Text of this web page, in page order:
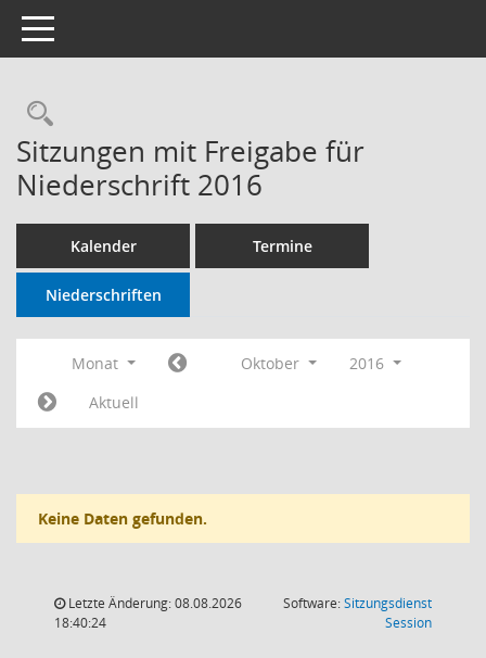
Toggle navigation
Sitzungen mit Freigabe für
Niederschrift 2016
Kalender Termine
Niederschriften
Monat Oktober
2016
Aktuell
Keine Daten gefunden.
Letzte Änderung: 08.08.2026
18:40:24
Software:Sitzungsdienst
Session(Wird in